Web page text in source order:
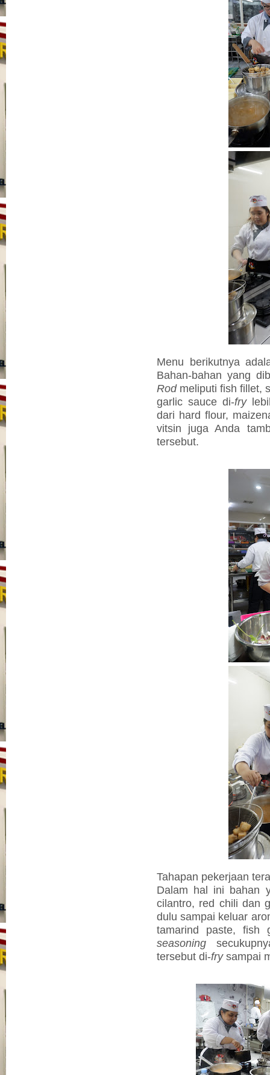
Menu berikutnya
Bahan-bahan yang
Rod meliputi fish fillet,
garlic sauce di-fry
dari hard flour,
vitsin juga Anda
tersebut.
Tahapan pekerjaan
Dalam hal ini bahan
cilantro, red chili dan
dulu sampai keluar
tamarind paste, fish
seasoning
tersebut di-frysampai